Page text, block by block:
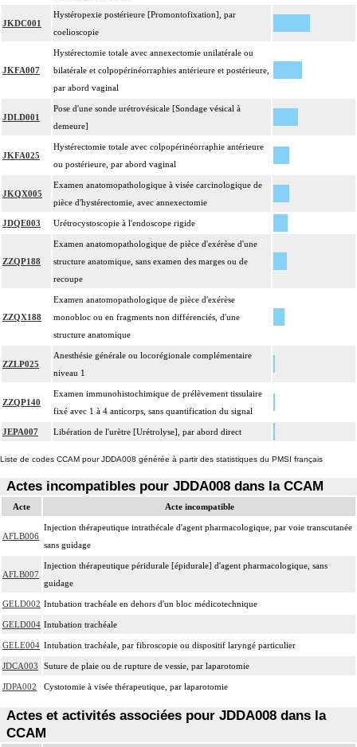
JKDC001
Hystéropexie postérieure [Promontofixation], par
coelioscopie
JKFA007
Hystérectomie totale avec annexectomie unilatérale ou
bilatérale et colpopérinéorraphies antérieure et postérieure,
par abord vaginal
JDLD001
Pose d'une sonde urétrovésicale [Sondage vésical à
demeure]
JKFA025
Hystérectomie totale avec colpopérinéorraphie antérieure
ou postérieure, par abord vaginal
JKQX005
Examen anatomopathologique à visée carcinologique de
pièce d'hystérectomie, avec annexectomie
JDQE003 Urétrocystoscopie à l'endoscope rigide
ZZQP188
Examen anatomopathologique de pièce d'exérèse d'une
structure anatomique, sans examen des marges ou de
recoupe
ZZQX188
Examen anatomopathologique de pièce d'exérèse
monobloc ou en fragments non différenciés, d'une
structure anatomique
ZZLP025
Anesthésie générale ou locorégionale complémentaire
niveau 1
ZZQP140
Examen immunohistochimique de prélèvement tissulaire
fixé avec 1 à 4 anticorps, sans quantification du signal
JEPA007 Libération de l'urètre [Urétrolyse], par abord direct
Liste de codes CCAM pour JDDA008 générée à partir des statistiques du PMSI français
Actes incompatibles pour JDDA008 dans la CCAM
Acte Acte incompatible
AFLB006
Injection thérapeutique intrathécale d'agent pharmacologique, par voie transcutanée
sans guidage
AFLB007
Injection thérapeutique péridurale [épidurale] d'agent pharmacologique, sans
guidage
GELD002 Intubation trachéale en dehors d'un bloc médicotechnique
GELD004 Intubation trachéale
GELE004 Intubation trachéale, par fibroscopie ou dispositif laryngé particulier
JDCA003 Suture de plaie ou de rupture de vessie, par laparotomie
JDPA002 Cystotomie à visée thérapeutique, par laparotomie
Actes et activités associées pour JDDA008 dans la
CCAM